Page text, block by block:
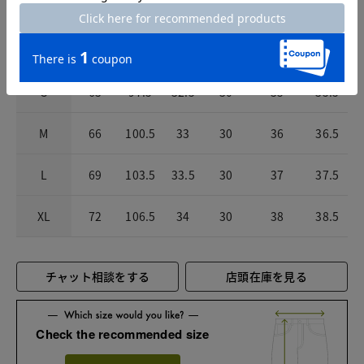
サイズ詳細 サイズガイドはこちら
ウエスト パンツ裾幅わたり
S 63 97.5 32.5 30 35 35.5
M 66 100.5 33 30 36 36.5
L 69 103.5 33.5 30 37 37.5
XL 72 106.5 34 30 38 38.5
チャット相談をする 店頭在庫を見る
Check the recommended size